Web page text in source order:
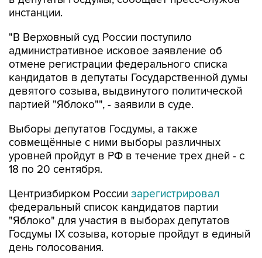
"В Верховный суд России поступило
отмене регистрации федерального списка
кандидатов в депутаты Государственной думы
девятого созыва, выдвинутого политической
партией "Яблоко"", - заявили в суде.
Выборы депутатов Госдумы, а также
уровней пройдут в РФ в течение трех дней - с
18 по 20 сентября.
Центризбирком России
"Яблоко" для участия в выборах депутатов
Госдумы IX созыва, которые пройдут в единый
день голосования.
Яблоко Госдума Верховный суд РФ